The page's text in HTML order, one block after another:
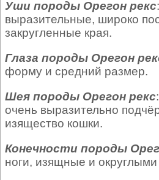
Уши породы Орегон рекс
выразительные, широко
закругленные края.
Глаза породы Орегон
форму и средний размер.
Шея породы Орегон рекс
очень выразительно
изящество кошки.
Конечности породы
ноги, изящные и